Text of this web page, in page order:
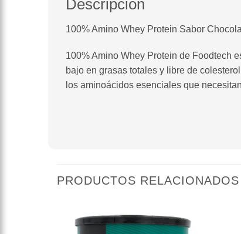
Descripción
100% Amino Whey Protein Sabor
100% Amino Whey Protein de Foodtech
bajo en grasas totales y libre de
los aminoácidos esenciales que
PRODUCTOS RELACIONADOS